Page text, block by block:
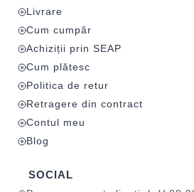
Livrare
Cum cumpăr
Achiziții prin SEAP
Cum plătesc
Politica de retur
Retragere din contract
Contul meu
Blog
SOCIAL